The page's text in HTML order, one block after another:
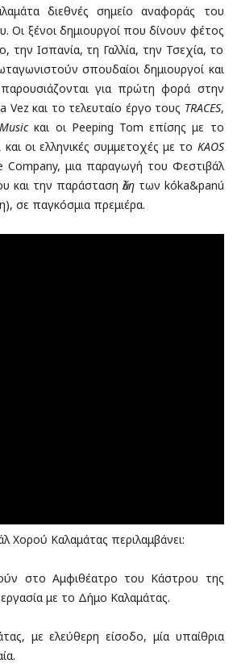
διεθνές σημείο αναφοράς του
ξένοι δημιουργοί που δίνουν φέτος
Ισπανία, τη Γαλλία, την Τσεχία, το
σπουδαίοι δημιουργοί και
για πρώτη φορά στην
και το τελευταίο έργο τους TRACES,
και οι Peeping Tom επίσης με το
οι ελληνικές συμμετοχές με το KAOS
Company, μια παραγωγή του Φεστιβάλ
και την παράστασηὕλητων kóka&panú
σε παγκόσμια πρεμιέρα.
Χορού Καλαμάτας περιλαμβάνει:
στο Αμφιθέατρο του Κάστρου της
με το Δήμο Καλαμάτας.
με ελεύθερη είσοδο, μία υπαίθρια